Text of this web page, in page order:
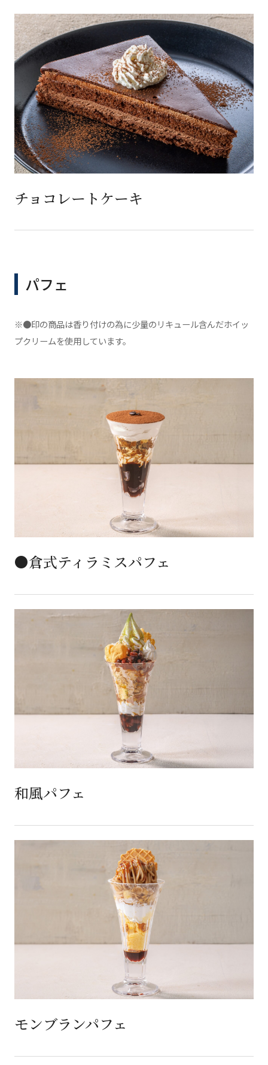
チョコレートケーキ
パフェ
※●印の商品は香り付けの為に少量のリキュール含んだホイッ
プクリームを使用しています。
●倉式ティラミスパフェ
和風パフェ
モンブランパフェ